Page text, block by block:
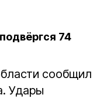
74
сообщил
Удары